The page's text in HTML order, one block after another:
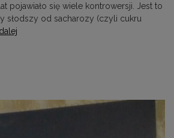
pojawiało się wiele kontrowersji. Jest to
słodszy od sacharozy (czyli cukru